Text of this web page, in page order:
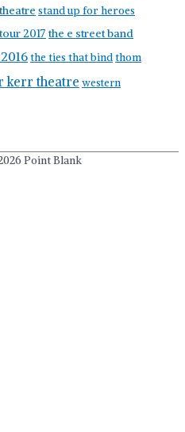
stand up for heroes
2017 the e street band
the ties that bindthom
kerr theatre western
Point Blank